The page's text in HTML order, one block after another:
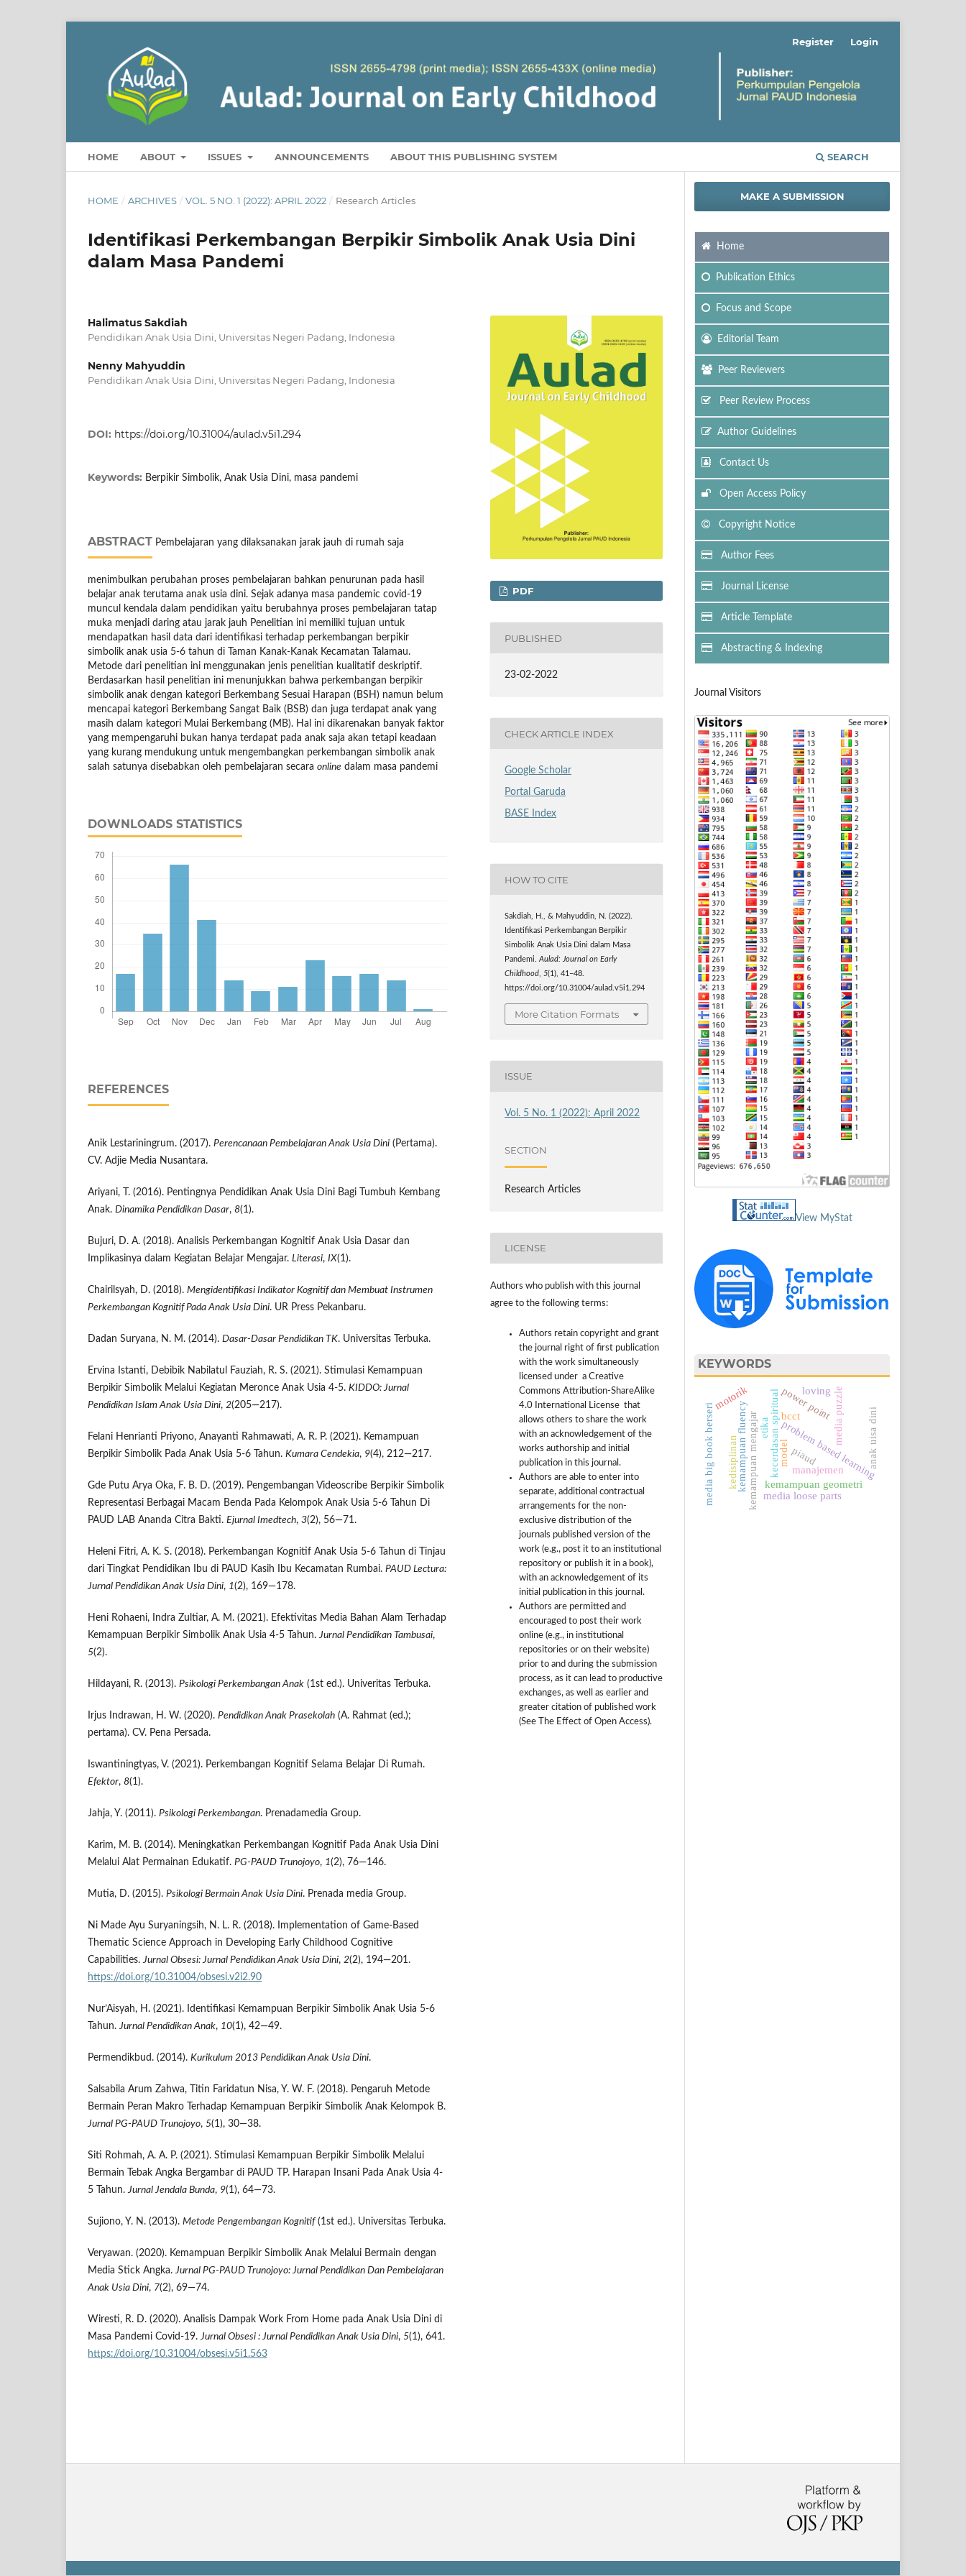
HOME ABOUT ISSUES ANNOUNCEMENTS ABOUT THIS PUBLISHING SYSTEM SEARCH
Register Login
HOME / ARCHIVES / VOL. 5 NO. 1 (2022): APRIL 2022 / Research Articles
Identifikasi Perkembangan Berpikir Simbolik Anak Usia Dini
dalam Masa Pandemi
Halimatus Sakdiah
Pendidikan Anak Usia Dini, Universitas Negeri Padang, Indonesia
Nenny Mahyuddin
Pendidikan Anak Usia Dini, Universitas Negeri Padang, Indonesia
DOI: https://doi.org/10.31004/aulad.v5i1.294
Keywords: Berpikir Simbolik, Anak Usia Dini, masa pandemi
ABSTRACT Pembelajaran yang dilaksanakan jarak jauh di rumah saja
menimbulkan perubahan proses pembelajaran bahkan penurunan pada hasil
belajar anak terutama anak usia dini. Sejak adanya masa pandemic covid-19
muncul kendala dalam pendidikan yaitu berubahnya proses pembelajaran tatap
muka menjadi daring atau jarak jauh Penelitian ini memiliki tujuan untuk
mendapatkan hasil data dari identifikasi terhadap perkembangan berpikir
simbolik anak usia 5-6 tahun di Taman Kanak-Kanak Kecamatan Talamau.
Metode dari penelitian ini menggunakan jenis penelitian kualitatif deskriptif.
Berdasarkan hasil penelitian ini menunjukkan bahwa perkembangan berpikir
simbolik anak dengan kategori Berkembang Sesuai Harapan (BSH) namun belum
mencapai kategori Berkembang Sangat Baik (BSB) dan juga terdapat anak yang
masih dalam kategori Mulai Berkembang (MB). Hal ini dikarenakan banyak faktor
yang mempengaruhi bukan hanya terdapat pada anak saja akan tetapi keadaan
yang kurang mendukung untuk mengembangkan perkembangan simbolik anak
salah satunya disebabkan oleh pembelajaran secara online dalam masa pandemi
DOWNLOADS STATISTICS
REFERENCES
Anik Lestariningrum. (2017). Perencanaan Pembelajaran Anak Usia Dini (Pertama).
CV. Adjie Media Nusantara.
Ariyani, T. (2016). Pentingnya Pendidikan Anak Usia Dini Bagi Tumbuh Kembang
Anak. Dinamika Pendidikan Dasar, 8(1).
Bujuri, D. A. (2018). Analisis Perkembangan Kognitif Anak Usia Dasar dan
Implikasinya dalam Kegiatan Belajar Mengajar. Literasi, IX(1).
Chairilsyah, D. (2018). Mengidentifikasi Indikator Kognitif dan Membuat Instrumen
Perkembangan Kognitif Pada Anak Usia Dini. UR Press Pekanbaru.
Dadan Suryana, N. M. (2014). Dasar-Dasar Pendidikan TK. Universitas Terbuka.
Ervina Istanti, Debibik Nabilatul Fauziah, R. S. (2021). Stimulasi Kemampuan
Berpikir Simbolik Melalui Kegiatan Meronce Anak Usia 4-5. KIDDO: Jurnal
Pendidikan Islam Anak Usia Dini, 2(205—217).
Felani Henrianti Priyono, Anayanti Rahmawati, A. R. P. (2021). Kemampuan
Berpikir Simbolik Pada Anak Usia 5-6 Tahun. Kumara Cendekia, 9(4), 212—217.
Gde Putu Arya Oka, F. B. D. (2019). Pengembangan Videoscribe Berpikir Simbolik
Representasi Berbagai Macam Benda Pada Kelompok Anak Usia 5-6 Tahun Di
PAUD LAB Ananda Citra Bakti. Ejurnal Imedtech, 3(2), 56—71.
Heleni Fitri, A. K. S. (2018). Perkembangan Kognitif Anak Usia 5-6 Tahun di Tinjau
dari Tingkat Pendidikan Ibu di PAUD Kasih Ibu Kecamatan Rumbai. PAUD Lectura:
Jurnal Pendidikan Anak Usia Dini, 1(2), 169—178.
Heni Rohaeni, Indra Zultiar, A. M. (2021). Efektivitas Media Bahan Alam Terhadap
Kemampuan Berpikir Simbolik Anak Usia 4-5 Tahun.Jurnal Pendidikan Tambusai,
5(2).
Hildayani, R. (2013). Psikologi Perkembangan Anak (1st ed.). Univeritas Terbuka.
Irjus Indrawan, H. W. (2020). Pendidikan Anak Prasekolah (A. Rahmat (ed.);
pertama). CV. Pena Persada.
Iswantiningtyas, V. (2021). Perkembangan Kognitif Selama Belajar Di Rumah.
Efektor, 8(1).
Jahja, Y. (2011). Psikologi Perkembangan. Prenadamedia Group.
Karim, M. B. (2014). Meningkatkan Perkembangan Kognitif Pada Anak Usia Dini
Melalui Alat Permainan Edukatif. PG-PAUD Trunojoyo, 1(2), 76—146.
Mutia, D. (2015). Psikologi Bermain Anak Usia Dini. Prenada media Group.
Ni Made Ayu Suryaningsih, N. L. R. (2018). Implementation of Game-Based
Thematic Science Approach in Developing Early Childhood Cognitive
Capabilities.Jurnal Obsesi: Jurnal Pendidikan Anak Usia Dini, 2(2), 194—201.
https://doi.org/10.31004/obsesi.v2i2.90
Nur’Aisyah, H. (2021). Identifikasi Kemampuan Berpikir Simbolik Anak Usia 5-6
Tahun.Jurnal Pendidikan Anak, 10(1), 42—49.
Permendikbud. (2014). Kurikulum 2013 Pendidikan Anak Usia Dini.
Salsabila Arum Zahwa, Titin Faridatun Nisa, Y. W. F. (2018). Pengaruh Metode
Bermain Peran Makro Terhadap Kemampuan Berpikir Simbolik Anak Kelompok B.
Jurnal PG-PAUD Trunojoyo, 5(1), 30—38.
Siti Rohmah, A. A. P. (2021). Stimulasi Kemampuan Berpikir Simbolik Melalui
Bermain Tebak Angka Bergambar di PAUD TP. Harapan Insani Pada Anak Usia 4-
5 Tahun.Jurnal Jendala Bunda, 9(1), 64—73.
Sujiono, Y. N. (2013). Metode Pengembangan Kognitif(1st ed.). Universitas Terbuka.
Veryawan. (2020). Kemampuan Berpikir Simbolik Anak Melalui Bermain dengan
Media Stick Angka.Jurnal PG-PAUD Trunojoyo: Jurnal Pendidikan Dan Pembelajaran
Anak Usia Dini, 7(2), 69—74.
Wiresti, R. D. (2020). Analisis Dampak Work From Home pada Anak Usia Dini di
Masa Pandemi Covid-19.Jurnal Obsesi : Jurnal Pendidikan Anak Usia Dini, 5(1), 641.
https://doi.org/10.31004/obsesi.v5i1.563
PDF
PUBLISHED
23-02-2022
CHECK ARTICLE INDEX
Google Scholar
Portal Garuda
BASE Index
HOW TO CITE
Sakdiah, H., & Mahyuddin, N. (2022).
Identifikasi Perkembangan Berpikir
Simbolik Anak Usia Dini dalam Masa
Pandemi.Aulad: Journal on Early
Childhood,5(1), 41–48.
https://doi.org/10.31004/aulad.v5i1.294
More Citation Formats
ISSUE
Vol. 5 No. 1 (2022): April 2022
SECTION
Research Articles
LICENSE
Authors who publish with this journal
agree to the following terms:
Authors retain copyright and grant
the journal right of first publication
with the work simultaneously
licensed under a Creative
Commons Attribution-ShareAlike
4.0 International License that
allows others to share the work
with an acknowledgement of the
works authorship and initial
publication in this journal.
Authors are able to enter into
separate, additional contractual
arrangements for the non-
exclusive distribution of the
journals published version of the
work (e.g., post it to an institutional
repository or publish it in a book),
with an acknowledgement of its
initial publication in this journal.
Authors are permitted and
encouraged to post their work
online (e.g., in institutional
repositories or on their website)
prior to and during the submission
process, as it can lead to productive
exchanges, as well as earlier and
greater citation of published work
(See The Effect of Open Access).
MAKE A SUBMISSION
Home
Publication Ethics
Focus and Scope
Editorial Team
Peer Reviewers
Peer Review Process
Author Guidelines
Contact Us
Open Access Policy
Copyright Notice
Author Fees
Journal License
Article Template
Abstracting & Indexing
Journal Visitors
View MyStat
KEYWORDS
problem based learning
kemampuan mengajarkecerdasan spiritual media puzzle
kemampuan geometri
anak uisa dini
kemampuan fluency manajemen
model
bcct
media loose parts
power point
motorik
piaud
etika
kedisiplinan
media big book berseri
loving